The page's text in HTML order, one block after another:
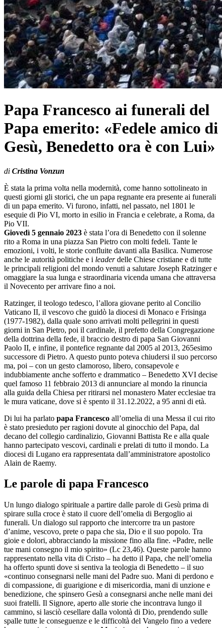
Papa Francesco ai funerali del
Papa emerito: «Fedele amico di
Gesù, Benedetto ora è con Lui»
di Cristina Vonzun
È stata la prima volta nella modernità, come hanno sottolineato in
questi giorni gli storici, che un papa regnante era presente ai funerali
di un papa emerito. Vi furono, infatti, nel passato, nel 1801 le
esequie di Pio VI, morto in esilio in Francia e celebrate, a Roma, da
Pio VII.
Giovedì 5 gennaio 2023 è stata l’ora di Benedetto con il solenne
rito a Roma in una piazza San Pietro con molti fedeli. Tante le
emozioni, i volti, le storie confluite davanti alla Basilica. Numerose
anche le autorità politiche e i leaderdelle Chiese cristiane e di tutte
le principali religioni del mondo venuti a salutare Joseph Ratzinger e
omaggiare la sua lunga e straordinaria vicenda umana che attraversa
il Novecento per arrivare fino a noi.
Ratzinger, il teologo tedesco, l’allora giovane perito al Concilio
Vaticano II, il vescovo che guidò la diocesi di Monaco e Frisinga
(1977-1982), dalla quale sono arrivati molti pellegrini in questi
giorni in San Pietro, poi il cardinale, il prefetto della Congregazione
della dottrina della fede, il braccio destro di papa San Giovanni
Paolo II, e infine, il pontefice regnante dal 2005 al 2013, 265esimo
successore di Pietro. A questo punto poteva chiudersi il suo percorso
ma, poi – con un gesto clamoroso, libero, consapevole e
indubbiamente anche sofferto e drammatico – Benedetto XVI decise
quel famoso 11 febbraio 2013 di annunciare al mondo la rinuncia
alla guida della Chiesa per ritirarsi nel monastero Mater ecclesiae tra
le mura vaticane, dove si è spento il 31.12.2022, a 95 anni di età.
Di lui ha parlato papa Francesco all’omelia di una Messa il cui rito
è stato presieduto per ragioni dovute al ginocchio del Papa, dal
decano del collegio cardinalizio, Giovanni Battista Re e alla quale
hanno partecipato vescovi, cardinali e prelati di tutto il mondo. La
diocesi di Lugano era rappresentata dall’amministratore apostolico
Alain de Raemy.
Le parole di papa Francesco
Un lungo dialogo spirituale a partire dalle parole di Gesù prima di
spirare sulla croce è stato il cuore dell’omelia di Bergoglio ai
funerali. Un dialogo sul rapporto che intercorre tra un pastore
d’anime, vescovo, prete o papa che sia, Dio e il suo popolo. Tra
gioie e dolori, abbracciando la missione fino alla fine. «Padre, nelle
tue mani consegno il mio spirito» (Lc 23,46). Queste parole hanno
rappresentato nella vita di Cristo – ha detto il Papa, che nell’omelia
ha offerto spunti dove si sentiva la teologia di Benedetto – il suo
«continuo consegnarsi nelle mani del Padre suo. Mani di perdono e
di compassione, di guarigione e di misericordia, mani di unzione e
benedizione, che spinsero Gesù a consegnarsi anche nelle mani dei
suoi fratelli. Il Signore, aperto alle storie che incontrava lungo il
cammino, si lasciò cesellare dalla volontà di Dio, prendendo sulle
spalle tutte le conseguenze e le difficoltà del Vangelo fino a vedere